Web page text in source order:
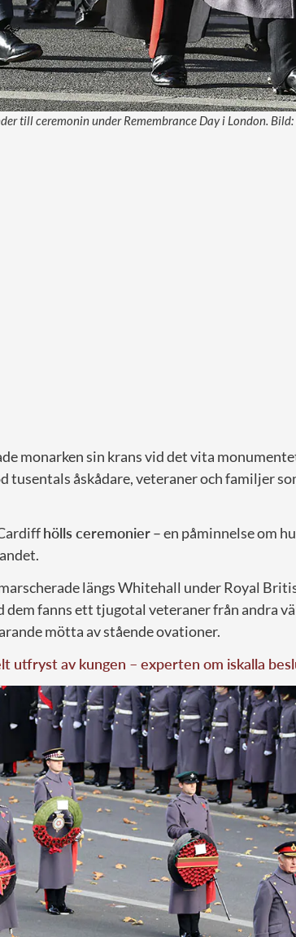
till ceremonin under Remembrance Day i London. Bild:
monarken sin krans vid det vita
tusentals åskådare, veteraner och familjer
hölls ceremonier– en påminnelse om
längs Whitehall under Royal
fanns ett tjugotal veteraner från andra
mötta av stående ovationer.
utfryst av kungen – experten om iskalla